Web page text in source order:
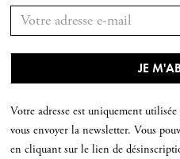
Votre adresse est uniquement
vous envoyer la newsletter. Vous
en cliquant sur le lien de